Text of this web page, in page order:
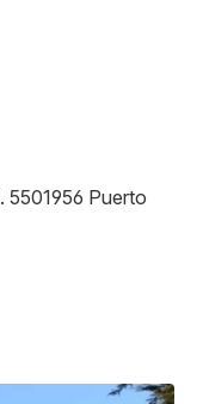
. 5501956 Puerto